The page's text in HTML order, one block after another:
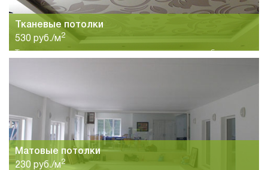
Тканевые потолки
530 руб./м 2
Матовые потолки
230 руб./м 2